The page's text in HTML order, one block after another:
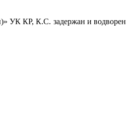
УК КР, К.С. задержан и водворен